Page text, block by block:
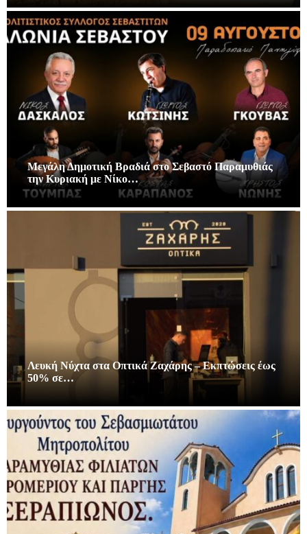
Μεγάλη Δημοτική Βραδιά στο Σεβαστό Παραμυθιάς
την Κυριακή με Νίκο…
Λευκή Νύχτα στα Οπτικά Ζαχάρης – Εκπτώσεις έως
50% σε…